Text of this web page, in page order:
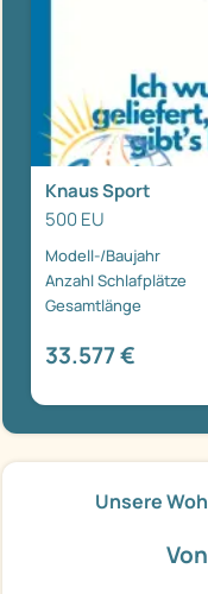
Knaus Sport
500 EU
Modell-/Baujahr
Anzahl Schlafplätze
Gesamtlänge
33.577 €
Unsere